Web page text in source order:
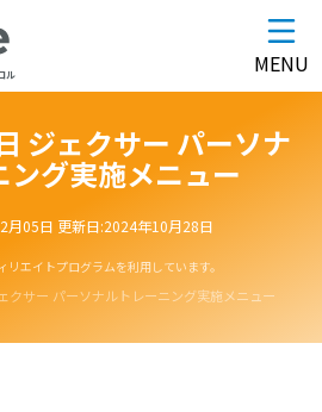
ル MENU
ジェクサー パーソナ
ング実施メニュー
月05日 更新日:2024年10月28日
エイトプログラムを利用しています。
クサー パーソナルトレーニング実施メニュー